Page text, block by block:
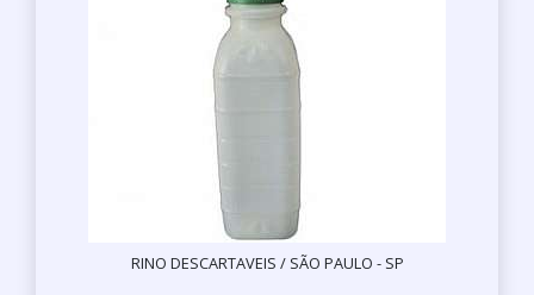
RINO DESCARTAVEIS / SÃO PAULO - SP